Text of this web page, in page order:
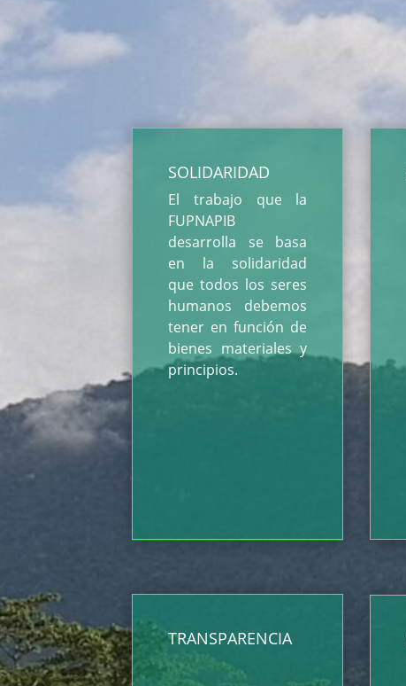
SOLIDARIDAD
El trabajo que la
FUPNAPIB
desarrolla se basa
en la solidaridad
que todos los seres
humanos debemos
tener en función de
bienes materiales y
principios.
TRANSPARENCIA